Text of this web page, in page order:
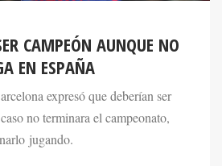
CAMPEÓN AUNQUE NO
EN ESPAÑA
expresó que deberían ser
no terminara el campeonato,
jugando.